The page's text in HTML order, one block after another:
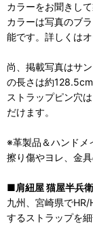
カラーをお聞きし
カラーは写真のブ
能です。詳しくは
尚、掲載写真はサ
の長さは約128.5cm
ストラップピン穴
だけます。
※革製品＆ハンドメ
擦り傷やヨレ、金
■肩紐屋 猫屋半兵
九州、宮崎県で
するストラップを